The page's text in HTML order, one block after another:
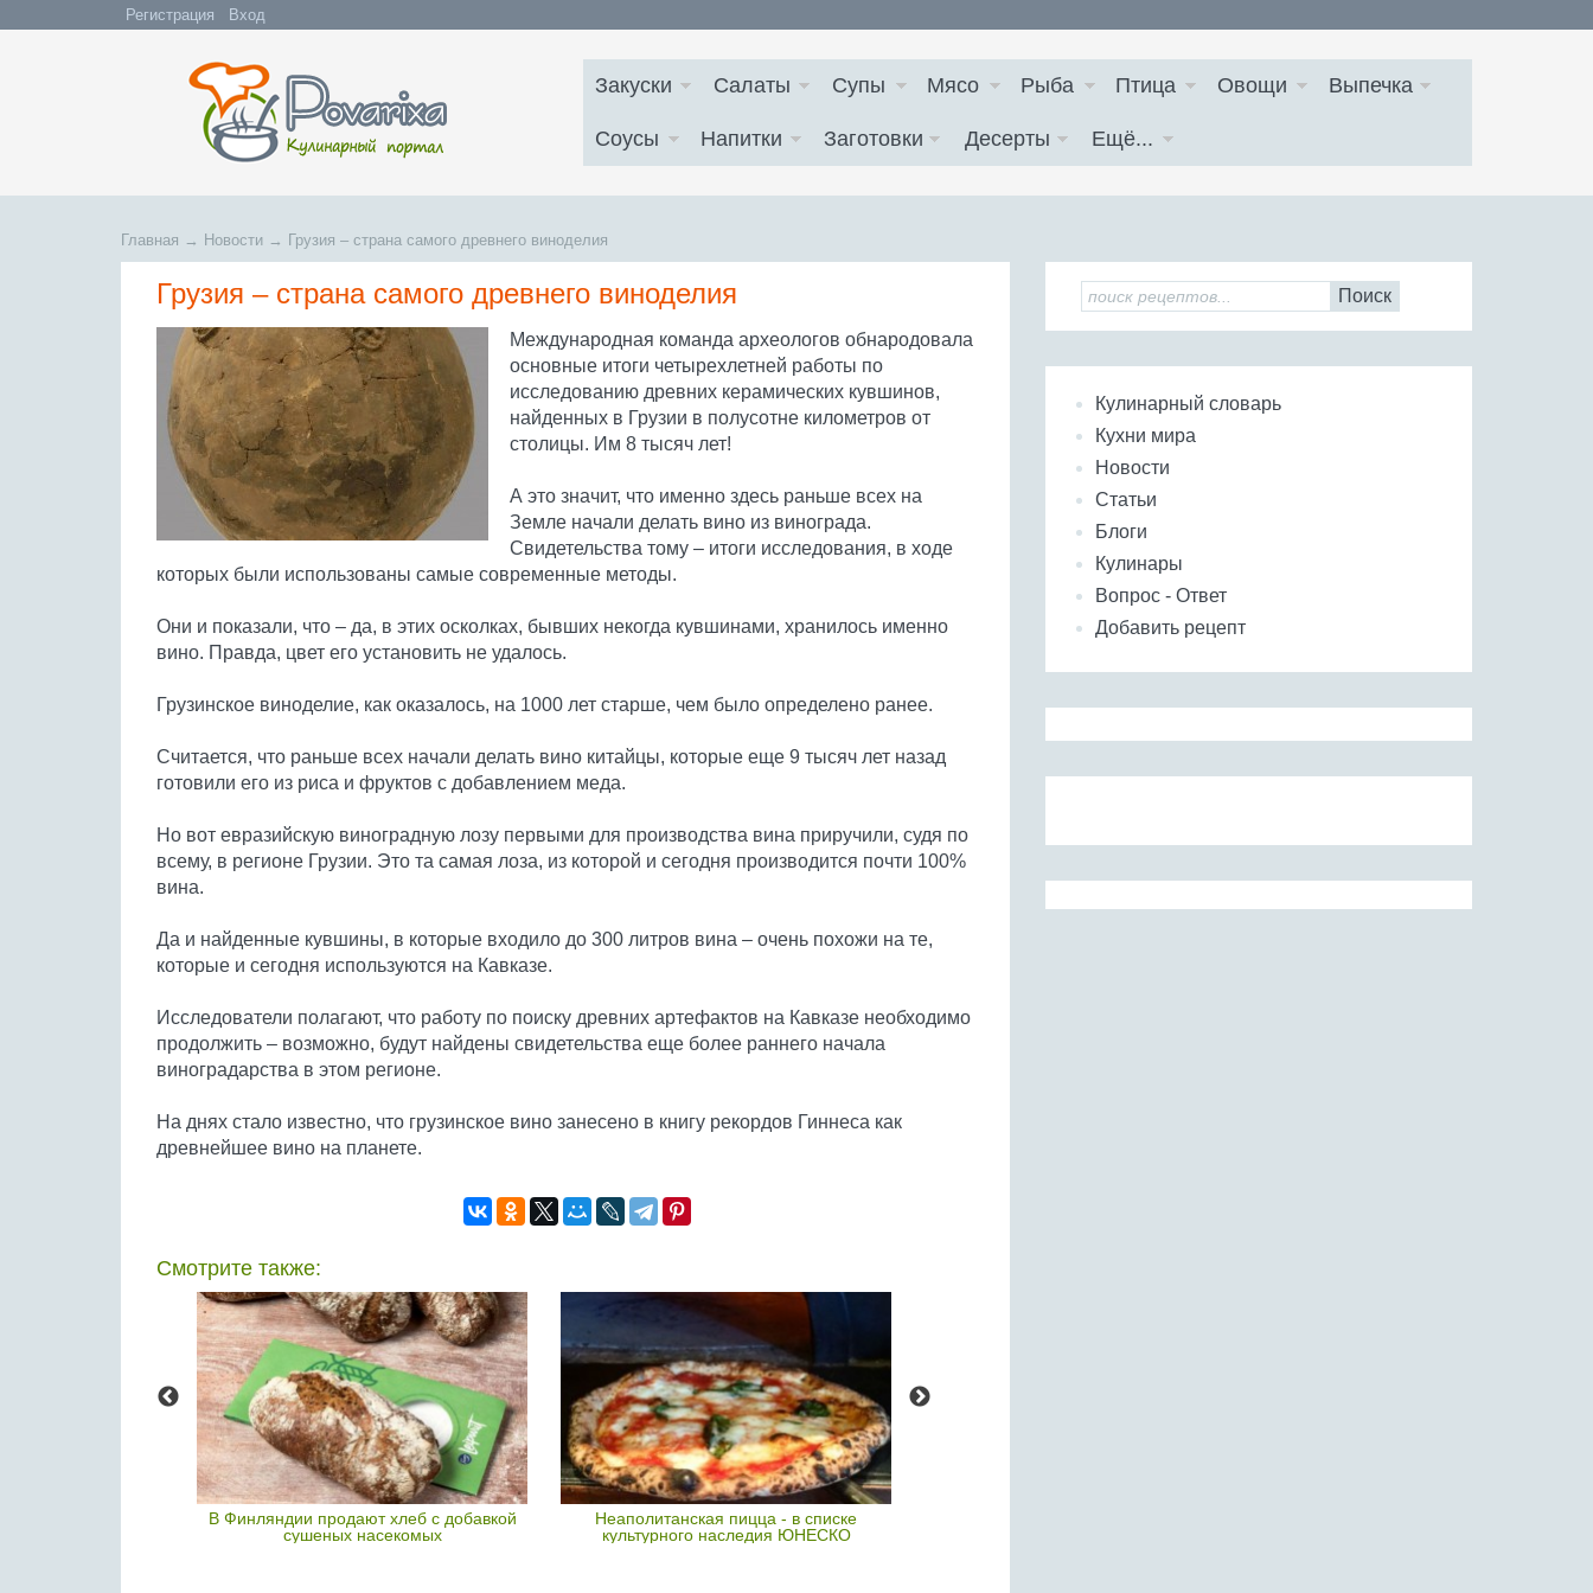
Регистрация Вход
Закуски Салаты Супы Мясо Рыба Птица Овощи Выпечка
Соусы Напитки Заготовки Десерты Ещё...
Главная → Новости → Грузия – страна самого древнего виноделия
Грузия – страна самого древнего виноделия
Международная команда археологов обнародовала
основные итоги четырехлетней работы по
исследованию древних керамических кувшинов,
найденных в Грузии в полусотне километров от
столицы. Им 8 тысяч лет!
А это значит, что именно здесь раньше всех на
Земле начали делать вино из винограда.
Свидетельства тому – итоги исследования, в ходе
которых были использованы самые современные методы.
Они и показали, что – да, в этих осколках, бывших некогда кувшинами, хранилось именно
вино. Правда, цвет его установить не удалось.
Грузинское виноделие, как оказалось, на 1000 лет старше, чем было определено ранее.
Считается, что раньше всех начали делать вино китайцы, которые еще 9 тысяч лет назад
готовили его из риса и фруктов с добавлением меда.
Но вот евразийскую виноградную лозу первыми для производства вина приручили, судя по
всему, в регионе Грузии. Это та самая лоза, из которой и сегодня производится почти 100%
вина.
Да и найденные кувшины, в которые входило до 300 литров вина – очень похожи на те,
которые и сегодня используются на Кавказе.
Исследователи полагают, что работу по поиску древних артефактов на Кавказе необходимо
продолжить – возможно, будут найдены свидетельства еще более раннего начала
виноградарства в этом регионе.
На днях стало известно, что грузинское вино занесено в книгу рекордов Гиннеса как
древнейшее вино на планете.
Смотрите также:
В Финляндии продают хлеб с добавкой
сушеных насекомых
Неаполитанская пицца - в списке
культурного наследия ЮНЕСКО
Поиск
Кулинарный словарь
Кухни мира
Новости
Статьи
Блоги
Кулинары
Вопрос - Ответ
Добавить рецепт